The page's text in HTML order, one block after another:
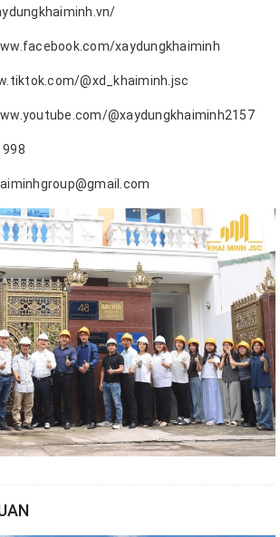
xaydungkhaiminh
@xd_khaiminh.jsc
@xaydungkhaiminh2157
998